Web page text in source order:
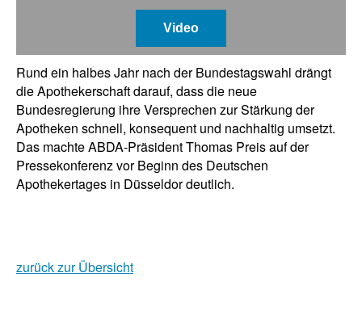
Video
Rund ein halbes Jahr nach der Bundestagswahl drängt
die Apothekerschaft darauf, dass die neue
Bundesregierung ihre Versprechen zur Stärkung der
Apotheken schnell, konsequent und nachhaltig umsetzt.
Das machte ABDA-Präsident Thomas Preis auf der
Pressekonferenz vor Beginn des Deutschen
Apothekertages in Düsseldor deutlich.
zurück zur Übersicht